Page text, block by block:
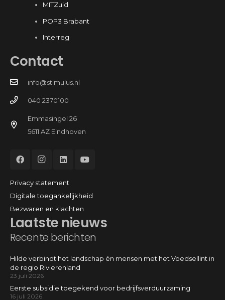
MITZuid
POP3 Brabant
Interreg
Laatste nieuws
Recente berichten
Hilde verbindt het landschap én mensen met het Voedsellint in
de regio Rivierenland
23 juli 2026
Eerste subsidie toegekend voor bedrijfsverduurzaming
16 juli 2026
Contact
info@stimulus.nl
040 2370100
Emmasingel 26
5611 AZ Eindhoven
Privacy statement
Digitale toegankelijkheid
Bezwaren en klachten